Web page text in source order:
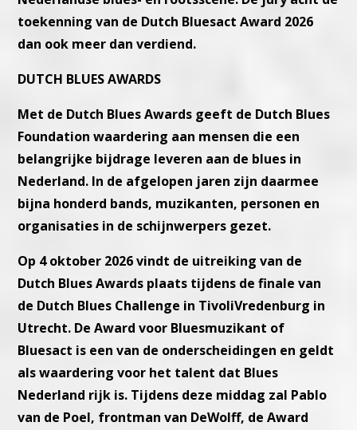
toekenning van de Dutch Bluesact Award 2026
dan ook meer dan verdiend.
DUTCH BLUES AWARDS
Met de Dutch Blues Awards geeft de Dutch Blues
Foundation waardering aan mensen die een
belangrijke bijdrage leveren aan de blues in
Nederland. In de afgelopen jaren zijn daarmee
bijna honderd bands, muzikanten, personen en
organisaties in de schijnwerpers gezet.
Op 4 oktober 2026 vindt de uitreiking van de
Dutch Blues Awards plaats tijdens de finale van
de Dutch Blues Challenge in TivoliVredenburg in
Utrecht. De Award voor Bluesmuzikant of
Bluesact is een van de onderscheidingen en geldt
als waardering voor het talent dat Blues
Nederland rijk is. Tijdens deze middag zal Pablo
van de Poel, frontman van DeWolff, de Award